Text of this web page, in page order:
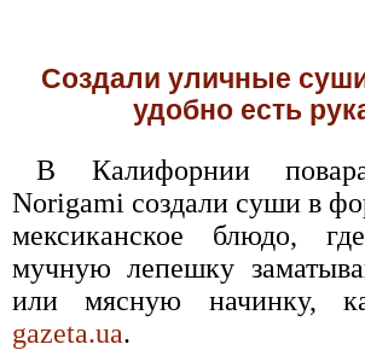
Создали уличные
удобно есть
В Калифорнии
Norigami создали суши в
мексиканское блюдо,
мучную лепешку
или мясную начинку,
gazeta.ua.